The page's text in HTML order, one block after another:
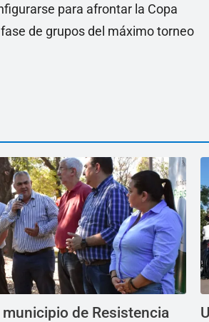
para afrontar la Copa
de grupos del máximo torneo
de Resistencia